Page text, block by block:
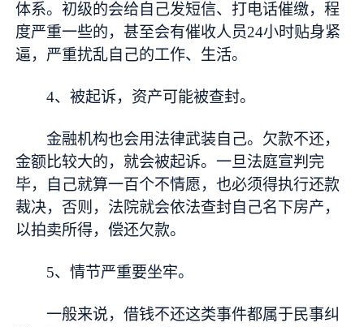
体系。初级的会给自己发短信、打电话催缴，程
度严重一些的，甚至会有催收人员24小时贴身紧
逼，严重扰乱自己的工作、生活。
4、被起诉，资产可能被查封。
金融机构也会用法律武装自己。欠款不还，
金额比较大的，就会被起诉。一旦法庭宣判完
毕，自己就算一百个不情愿，也必须得执行还款
裁决，否则，法院就会依法查封自己名下房产，
以拍卖所得，偿还欠款。
5、情节严重要坐牢。
一般来说，借钱不还这类事件都属于民事纠